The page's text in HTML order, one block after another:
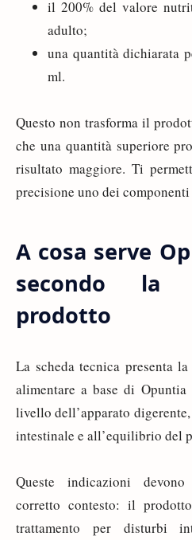
il 200% del valore
adulto;
una quantità dichiarata
ml.
Questo non trasforma il
che una quantità superiore
risultato maggiore. Ti
precisione uno dei
A cosa serve
secondo la
prodotto
La scheda tecnica presenta
alimentare a base di
livello dell’apparato
intestinale e all’equilibrio del
Queste indicazioni
corretto contesto: il
trattamento per disturbi